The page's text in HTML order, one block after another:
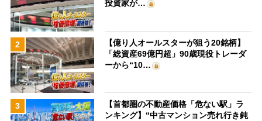
投資家が…
2
【億り人オールスターが狙う20銘柄】
「総資産69億円超」90歳現役トレーダ
ーから“10…
3
【首都圏の不動産価格「危ない駅」ラ
ンキング】“中古マンション売れ行き鈍